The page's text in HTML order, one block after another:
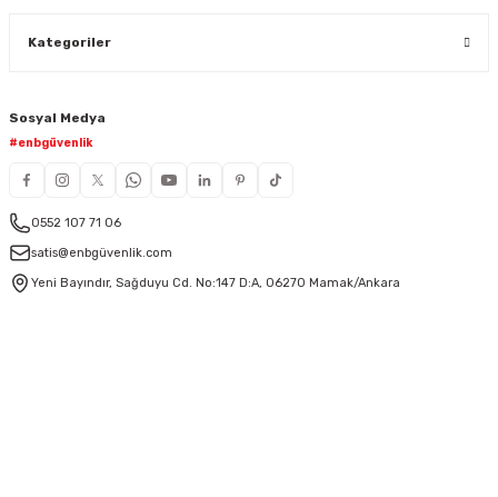
Kategoriler
Sosyal Medya
#enbgüvenlik
0552 107 71 06
satis@enbgüvenlik.com
Yeni Bayındır, Sağduyu Cd. No:147 D:A, 06270 Mamak/Ankara